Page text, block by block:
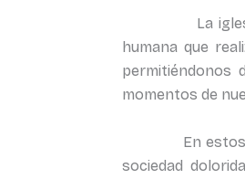
La iglesia
humana que
permitiéndonos
momentos de
En estos
sociedad